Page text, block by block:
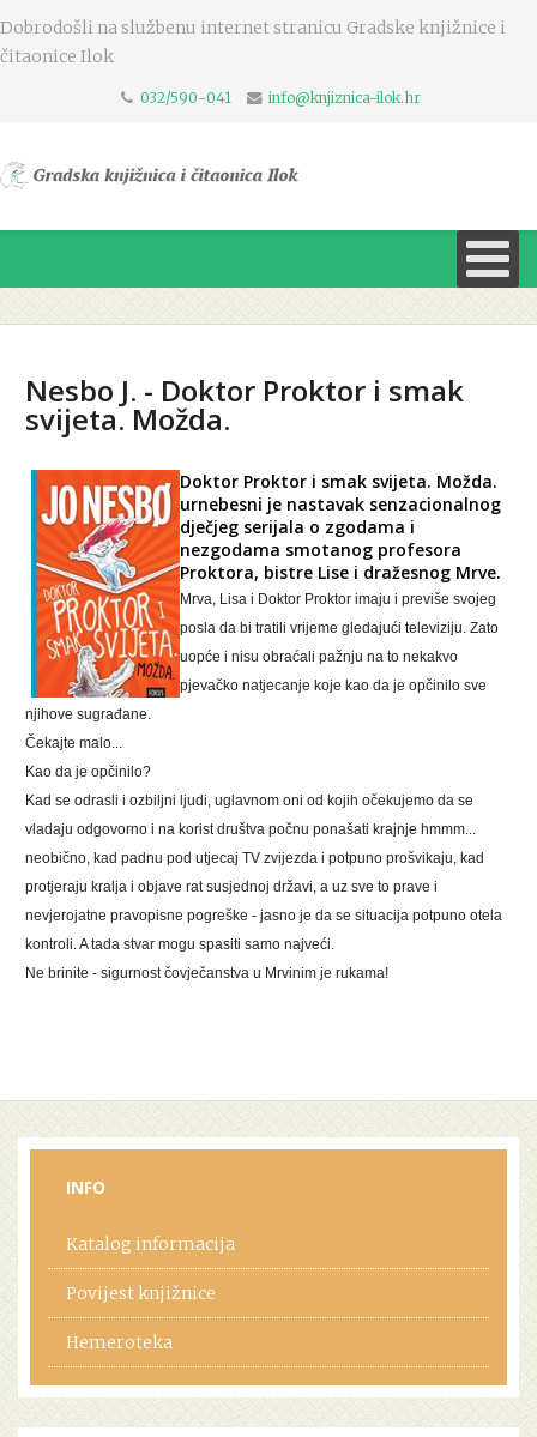
Dobrodošli na službenu internet stranicu Gradske knjižnice i
čitaonice Ilok
032/590-041 info@knjiznica-ilok.hr
Nesbo J. - Doktor Proktor i smak
svijeta. Možda.
Doktor Proktor i smak svijeta. Možda.
urnebesni je nastavak senzacionalnog
dječjeg serijala o zgodama i
nezgodama smotanog profesora
Proktora, bistre Lise i dražesnog Mrve.
Mrva, Lisa i Doktor Proktor imaju i previše svojeg
posla da bi tratili vrijeme gledajući televiziju. Zato
uopće i nisu obraćali pažnju na to nekakvo
pjevačko natjecanje koje kao da je opčinilo sve
njihove sugrađane.
Čekajte malo...
Kao da je opčinilo?
Kad se odrasli i ozbiljni ljudi, uglavnom oni od kojih očekujemo da se
vladaju odgovorno i na korist društva počnu ponašati krajnje hmmm...
neobično, kad padnu pod utjecaj TV zvijezda i potpuno prošvikaju, kad
protjeraju kralja i objave rat susjednoj državi, a uz sve to prave i
nevjerojatne pravopisne pogreške - jasno je da se situacija potpuno otela
kontroli. A tada stvar mogu spasiti samo najveći.
Ne brinite - sigurnost čovječanstva u Mrvinim je rukama!
INFO
Katalog informacija
Povijest knjižnice
Hemeroteka